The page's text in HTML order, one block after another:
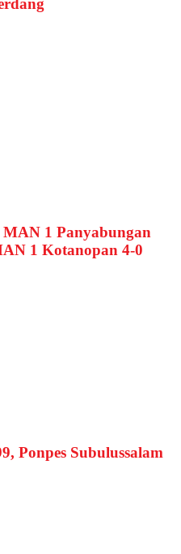
1 Panyabungan
1 Kotanopan 4-0
Ponpes Subulussalam